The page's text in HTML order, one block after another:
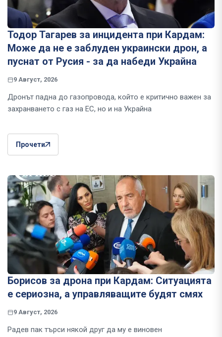
Тодор Тагарев за инцидента при Кардам:
Може да не е заблуден украински дрон, а
пуснат от Русия - за да набеди Украйна
9 Август, 2026
Дронът падна до газопровода, който е критично важен за
захранването с газ на ЕС, но и на Украйна
Прочети
Борисов за дрона при Кардам: Ситуацията
е сериозна, а управляващите будят смях
9 Август, 2026
Радев пак търси някой друг да му е виновен